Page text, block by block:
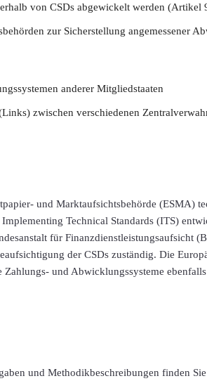
von CSDs abgewickelt werden (Artikel
zur Sicherstellung angemessener
anderer Mitgliedstaaten
zwischen verschiedenen
und Marktaufsichtsbehörde (ESMA)
Technical Standards (ITS)
für Finanzdienstleistungsaufsicht
der CSDs zuständig. Die
und Abwicklungssysteme
und Methodikbeschreibungen finden